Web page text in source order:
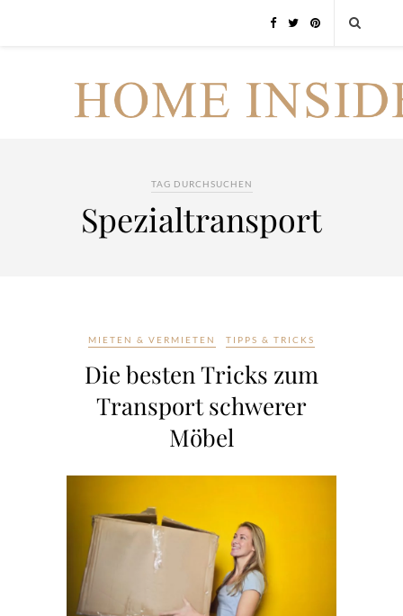
TAG DURCHSUCHEN
Spezialtransport
MIETEN & VERMIETEN TIPPS & TRICKS
Die besten Tricks zum
Transport schwerer
Möbel